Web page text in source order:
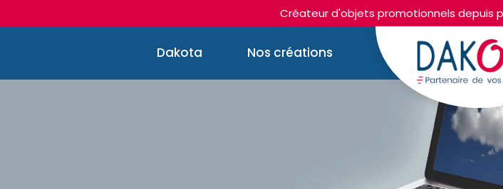
Créateur d'objets promotionnels depuis
Dakota Nos créations